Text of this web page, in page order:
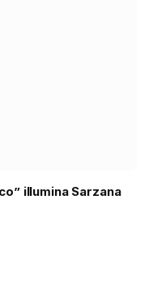
illumina Sarzana